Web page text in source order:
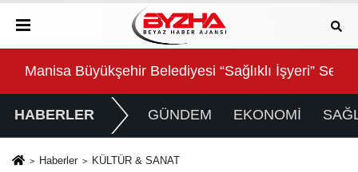
Yatırıldı
Manisa Büyükşehir Belediyesi “Sağlıklı İşyeri”
HABERLER GÜNDEM EKONOMİ
Haberler KÜLTÜR & SANAT